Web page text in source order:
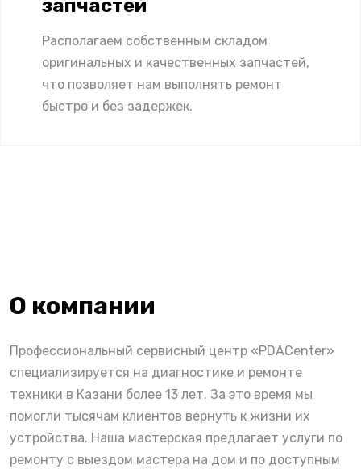
запчастей
Располагаем собственным складом
оригинальных и качественных запчастей,
что позволяет нам выполнять ремонт
быстро и без задержек.
О компании
Профессиональный сервисный центр «PDACenter»
специализируется на диагностике и ремонте
техники в Казани более 13 лет. За это время мы
помогли тысячам клиентов вернуть к жизни их
устройства. Наша мастерская предлагает услуги по
ремонту с выездом мастера на дом и по доступным